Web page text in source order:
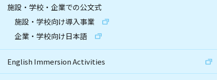
施設・学校・企業での公文式
施設・学校向け導入事業
企業・学校向け日本語
English Immersion Activities